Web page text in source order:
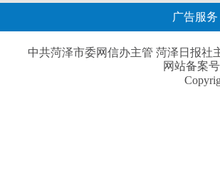
广告服务
中共菏泽市委网信办主管 菏泽日报社
网站备案